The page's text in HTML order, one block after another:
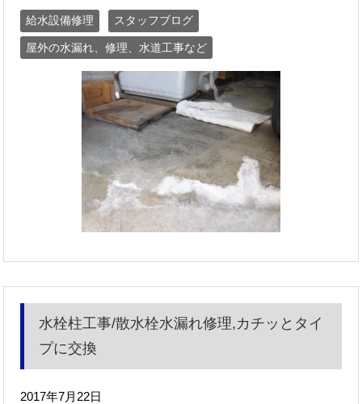
給水設備修理 スタッフブログ
屋外の水漏れ、修理、水道工事など
水栓柱工事/散水栓水漏れ修理,カチッとタイ
プに交換
2017年7月22日